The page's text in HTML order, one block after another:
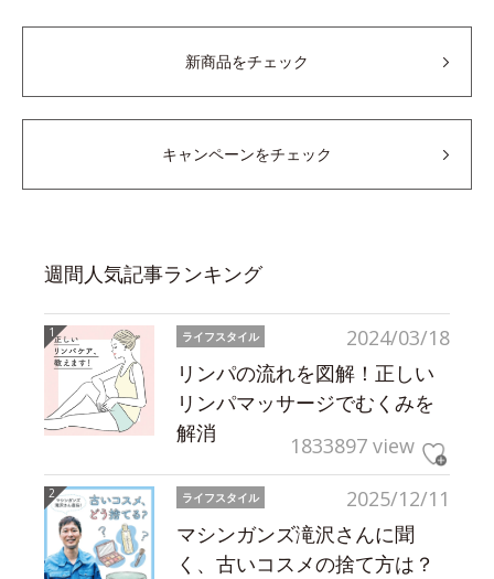
新商品をチェック
キャンペーンをチェック
週間人気記事ランキング
2024/03/18
ライフスタイル
リンパの流れを図解！正しい
リンパマッサージでむくみを
解消
1833897 view
2025/12/11
ライフスタイル
マシンガンズ滝沢さんに聞
く、古いコスメの捨て方は？